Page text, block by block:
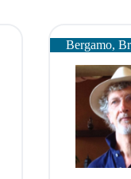
Bergamo,